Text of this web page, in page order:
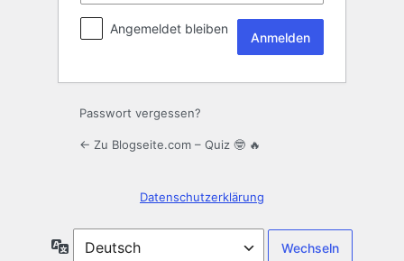
Angemeldet bleiben
Passwort vergessen?
← Zu Blogseite.com – Quiz 🤓 🔥
Datenschutzerklärung
Sprache